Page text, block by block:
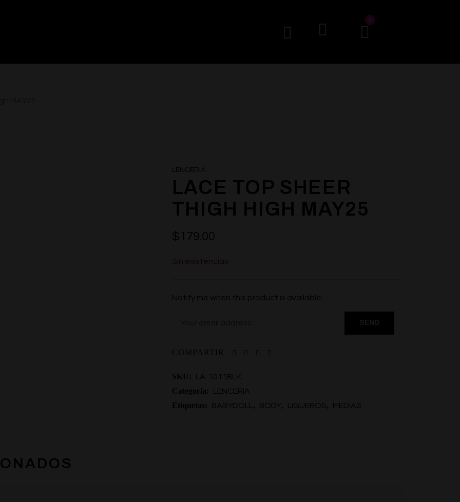
LENCERIA
LACE TOP SHEER
THIGH HIGH MAY25
$ 179.00
Sin existencias
Notify me when this product is available:
COMPARTIR
SKU: LA-1011BLK
Categoría: LENCERIA
Etiquetas: BABYDOLL , BODY, LIGUEROS, MEDIAS